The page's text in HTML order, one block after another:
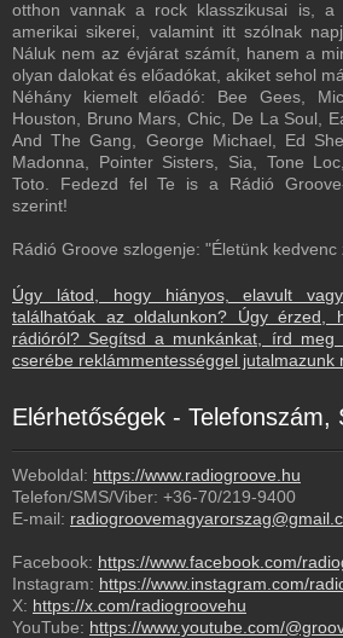
otthon vannak a rock klasszikusai is,
amerikai sikerei, valamint itt szólnak
Náluk nem az évjárat számít, hanem a
olyan dalokat és előadókat, akiket sehol
Néhány kiemelt előadó: Bee Gees,
Houston, Bruno Mars, Chic, De La Soul,
And The Gang, George Michael, Ed
Madonna, Pointer Sisters, Sia, Tone
Toto. Fedezd fel Te is a Rádió
szerint!
Rádió Groove szlogenje: "Életünk kedvenc
Úgy látod, hogy hiányos, elavult
találhatóak az oldalunkon? Úgy érzed,
rádióról? Segítsd a munkánkat, írd meg
cserébe reklámmentességgel jutalmazunk
Weboldal: https://www.radiogroove.hu
Telefon/SMS/Viber: +36-70/219-9400
E-mail:
Facebook: https://www.facebook.com/
Instagram: https://www.instagram.com/
X: https://x.com/radiogroovehu
YouTube: https://www.youtube.com/